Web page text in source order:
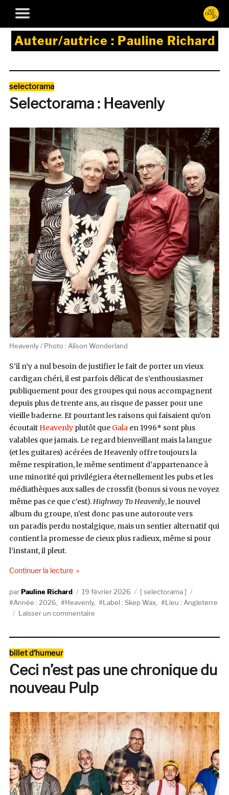
Auteur/autrice : Pauline Richard
Catégories
selectorama
Selectorama : Heavenly
Heavenly / Photo : Alison Wonderland
S’il n’y a nul besoin de justifier le fait de porter un vieux
cardigan chéri, il est parfois délicat de s’enthousiasmer
publiquement pour des groupes qui nous accompagnent
depuis plus de trente ans, au risque de passer pour une
vieille baderne. Et pourtant les raisons qui faisaient qu’on
écoutait Heavenlyplutôt que Galaen 1996* sont plus
valables que jamais. Le regard bienveillant mais la langue
(et les guitares) acérées de Heavenly offre toujours la
même respiration, le même sentiment d’appartenance à
une minorité qui privilégiera éternellement les pubs et les
médiathèques aux salles de crossfit (bonus si vous ne voyez
même pas ce que c’est).Highway To Heavenly, le nouvel
album du groupe, n’est donc pas une autoroute vers
un paradis perdu nostalgique, mais un sentier alternatif qui
contient la promesse de cieux plus radieux, même si pour
l’instant, il pleut.
Continuer la lecturede « Selectorama : Heavenly »
AuteurPauline Richard
Publié
le
19 février 2026 Catégories
selectorama
Année : 2026, Heavenly, Label : Skep Wax,
Lieu : Angleterre
Laisser un commentairesur
Catégories
billet d’humeur
Ceci n’est pas une chronique du
nouveau Pulp